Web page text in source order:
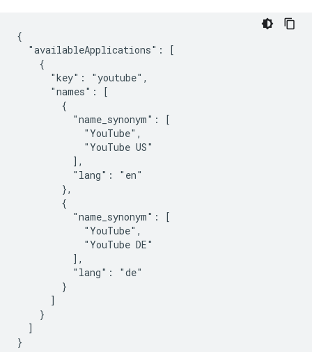
{
  "availableApplications": [
    {
      "key": "youtube",
      "names": [
        {
          "name_synonym": [
            "YouTube",
            "YouTube US"
          ],
          "lang": "en"
        },
        {
          "name_synonym": [
            "YouTube",
            "YouTube DE"
          ],
          "lang": "de"
        }
      ]
    }
  ]
}